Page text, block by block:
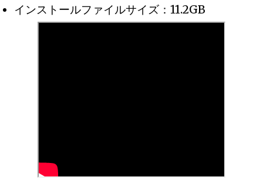
インストールファイルサイズ：11.2GB